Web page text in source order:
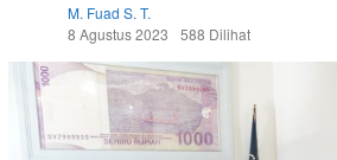
M. Fuad S. T.
8 Agustus 2023
588 Dilihat